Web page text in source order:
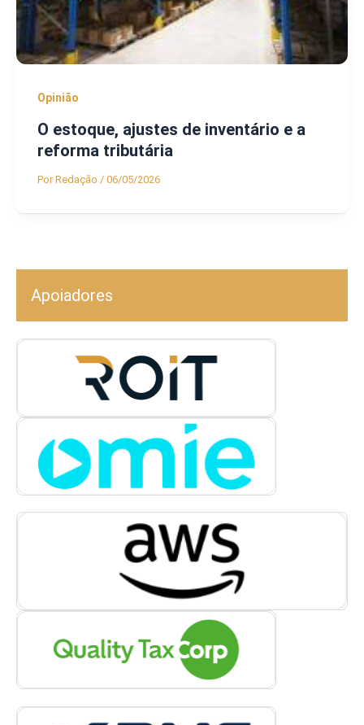
Opinião
O estoque, ajustes de inventário e a
reforma tributária
PorRedação / 06/05/2026
Apoiadores